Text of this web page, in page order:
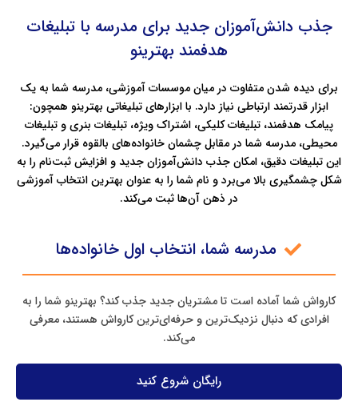
جذب دانش‌آموزان جدید برای مدرسه با تبلیغات
هدفمند بهترینو
برای دیده شدن متفاوت در میان موسسات آموزشی، مدرسه شما به یک
ابزار قدرتمند ارتباطی نیاز دارد. با ابزارهای تبلیغاتی بهترینو همچون:
پیامک هدفمند، تبلیغات کلیکی، اشتراک ویژه، تبلیغات بنری و تبلیغات
محیطی، مدرسه شما در مقابل چشمان خانواده‌های بالقوه قرار می‌گیرد.
این تبلیغات دقیق، امکان جذب دانش‌آموزان جدید و افزایش ثبت‌نام را به
شکل چشمگیری بالا می‌برد و نام شما را به عنوان بهترین انتخاب آموزشی
در ذهن آن‌ها ثبت می‌کند.
مدرسه شما، انتخاب اول خانواده‌ها
کارواش شما آماده است تا مشتریان جدید جذب کند؟ بهترینو شما را به
افرادی که دنبال نزدیک‌ترین و حرفه‌ای‌ترین کارواش هستند، معرفی
می‌کند.
رایگان شروع کنید